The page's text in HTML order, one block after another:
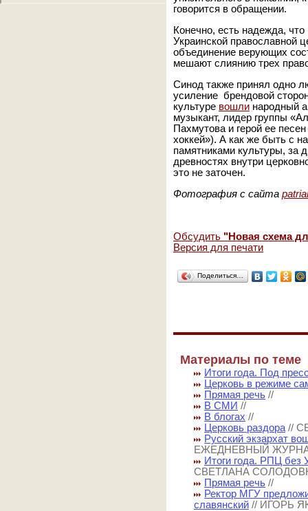
говорится в обращении.
Конечно, есть надежда,
Украинской православной
объединение верующих
мешают слиянию трех
Синод также принял одно
усиление брендовой
культуре вошли народный
музыкант, лидер группы
Пахмутова и герой ее
хоккей»). А как же быть с
памятниками культуры, за
древностях внутри
это не заточен.
Фотография с сайта
Обсудить "Новая схема
Версия для печати
Поделиться…
Материалы по теме
Итоги года. Под
Церковь в режиме
Прямая речь //
В СМИ //
В блогах //
Церковь раздора //
Русский экзархат
ЕЖЕДНЕВНЫЙ
Итоги года. РПЦ
СВЕТЛАНА
Прямая речь //
Ректор МГУ
славянский // ИГОРЬ